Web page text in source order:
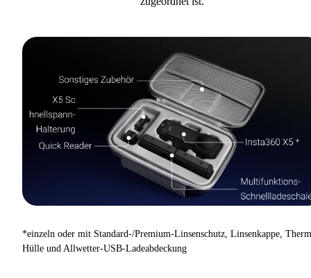
*einzeln oder mit Standard-/Premium-Linsenschutz, Linsenkappe,
Hülle und Allwetter-USB-Ladeabdeckung